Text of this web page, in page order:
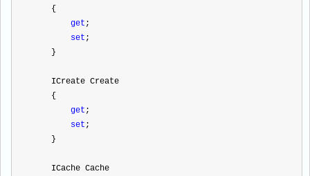
    {
get ;
set ;
    }
    ICreate Create
    {
get ;
set ;
    }
    ICache Cache